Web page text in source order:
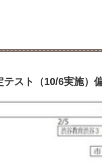
テスト（10/6実施